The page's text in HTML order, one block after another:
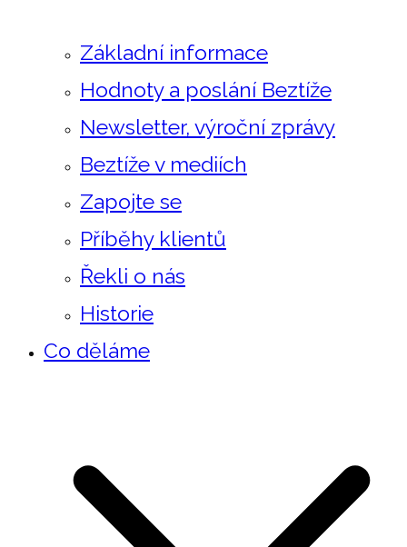
Základní informace
Hodnoty a poslání Beztíže
Newsletter, výroční zprávy
Beztíže v mediích
Zapojte se
Příběhy klientů
Řekli o nás
Historie
Co děláme